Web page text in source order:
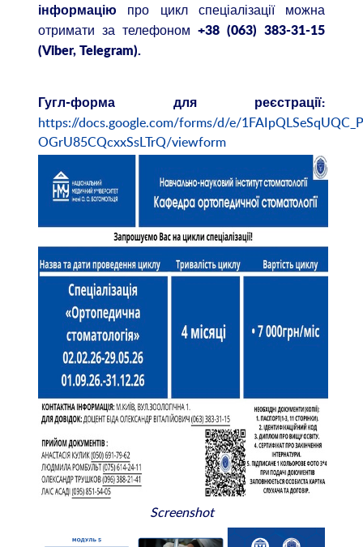
інформацію
про цикл спеціалізації можна
отримати за телефоном+38 (063) 383-31-15
(Viber, Telegram).
Гугл-формадля реєстрації:
https://docs.google.com/forms/d/e/
OGrU85CQcxxSsLTrQ/viewform
Screenshot